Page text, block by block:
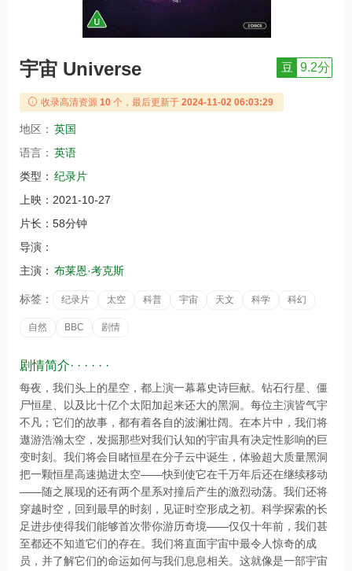
宇宙 Universe 豆 9.2分
收录高清资源 10 个，最后更新于 2024-11-02 06:03:29
地区： 英国
语言： 英语
类型： 纪录片
上映： 2021-10-27
片长： 58分钟
导演：
主演： 布莱恩·考克斯
标签： 纪录片 太空 科普 宇宙 天文 科学 科幻
自然 BBC 剧情
剧情简介· · · · · ·
每夜，我们头上的星空，都上演一幕幕史诗巨献。钻石行星、僵
尸恒星、以及比十亿个太阳加起来还大的黑洞。每位主演皆气宇
不凡；它们的故事，都有着各自的波澜壮阔。在本片中，我们将
遨游浩瀚太空，发掘那些对我们认知的宇宙具有决定性影响的巨
变时刻。我们将会目睹恒星在分子云中诞生，体验超大质量黑洞
把一颗恒星高速抛进太空——快到使它在千万年后还在继续移动
——随之展现的还有两个星系对撞后产生的激烈动荡。我们还将
穿越时空，回到最早的时刻，见证时空形成之初。科学探索的长
足进步使得我们能够首次带你游历奇境——仅仅十年前，我们甚
至都还不知道它们的存在。我们将直面宇宙中最令人惊奇的成
员，并了解它们的命运如何与我们息息相关。这就像是一部宇宙